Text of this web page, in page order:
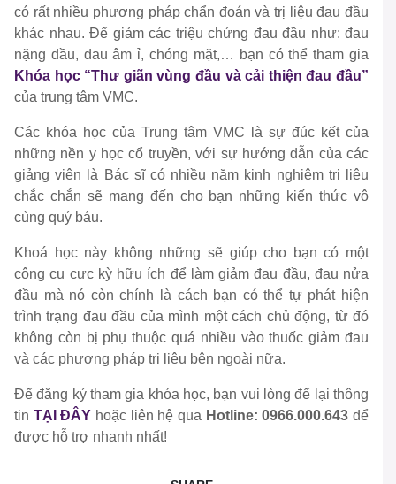
có rất nhiều phương pháp chẩn đoán và trị liệu đau đầu
khác nhau. Để giảm các triệu chứng đau đầu như: đau
nặng đầu, đau âm ỉ, chóng mặt,… bạn có thể tham gia
Khóa học “Thư giãn vùng đầu và cải thiện đau đầu”
của trung tâm VMC.
Các khóa học của Trung tâm VMC là sự đúc kết của
những nền y học cổ truyền, với sự hướng dẫn của các
giảng viên là Bác sĩ có nhiều năm kinh nghiệm trị liệu
chắc chắn sẽ mang đến cho bạn những kiến thức vô
cùng quý báu.
Khoá học này không những sẽ giúp cho bạn có một
công cụ cực kỳ hữu ích để làm giảm đau đầu, đau nửa
đầu mà nó còn chính là cách bạn có thể tự phát hiện
trình trạng đau đầu của mình một cách chủ động, từ đó
không còn bị phụ thuộc quá nhiều vào thuốc giảm đau
và các phương pháp trị liệu bên ngoài nữa.
Để đăng ký tham gia khóa học, bạn vui lòng để lại thông
tin TẠI ĐÂY hoặc liên hệ qua Hotline: 0966.000.643 để
được hỗ trợ nhanh nhất!